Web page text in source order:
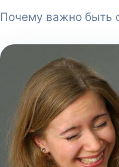
Почему важно быть